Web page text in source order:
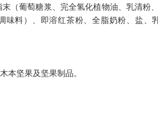
（葡萄糖浆、完全氢化植物油、乳清粉
料）、即溶红茶粉、全脂奶粉、盐、
本坚果及坚果制品。